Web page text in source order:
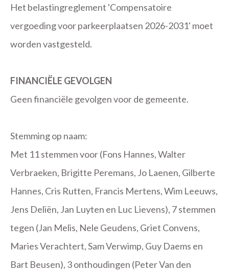
Het belastingreglement 'Compensatoire
vergoeding voor parkeerplaatsen 2026-2031' moet
worden vastgesteld.
FINANCIËLE GEVOLGEN
Geen financiële gevolgen voor de gemeente.
Stemming op naam:
Met 11 stemmen voor (Fons Hannes, Walter
Verbraeken, Brigitte Peremans, Jo Laenen, Gilberte
Hannes, Cris Rutten, Francis Mertens, Wim Leeuws,
Jens Deliën, Jan Luyten en Luc Lievens), 7 stemmen
tegen (Jan Melis, Nele Geudens, Griet Convens,
Maries Verachtert, Sam Verwimp, Guy Daems en
Bart Beusen), 3 onthoudingen (Peter Van den